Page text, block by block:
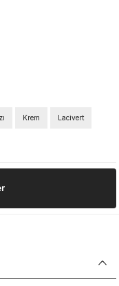
Krem Lacivert